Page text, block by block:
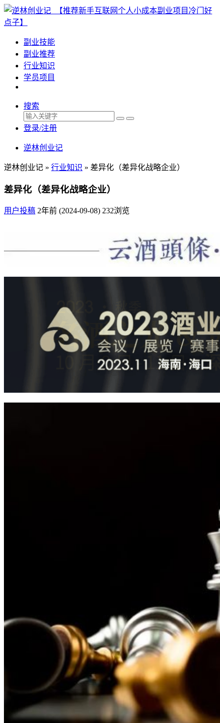
副业技能
副业推荐
行业知识
学员项目
搜索
登录/注册
逆林创业记
逆林创业记 » 行业知识 » 差异化（差异化战略企业）
差异化（差异化战略企业）
用户投稿 2年前 (2024-09-08) 232浏览